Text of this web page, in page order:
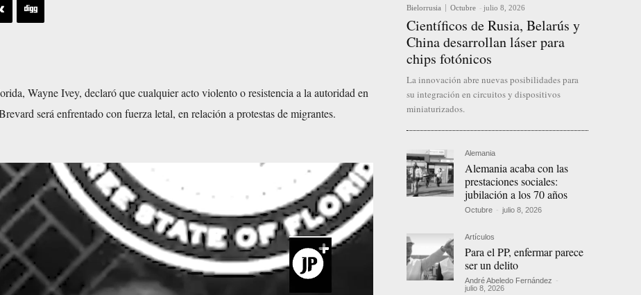
Wayne Ivey, declaró que cualquier acto violento o resistencia a la autoridad en
será enfrentado con fuerza letal, en relación a protestas de migrantes.
Bielorrusia Octubre - julio 8, 2026
Científicos de Rusia, Belarús y
China desarrollan láser para
chips fotónicos
La innovación abre nuevas posibilidades para
su integración en circuitos y dispositivos
miniaturizados.
Alemania
Alemania acaba con las
prestaciones sociales:
jubilación a los 70 años
Octubre - julio 8, 2026
Artículos
Para el PP, enfermar parece
ser un delito
André Abeledo Fernández -
julio 8, 2026